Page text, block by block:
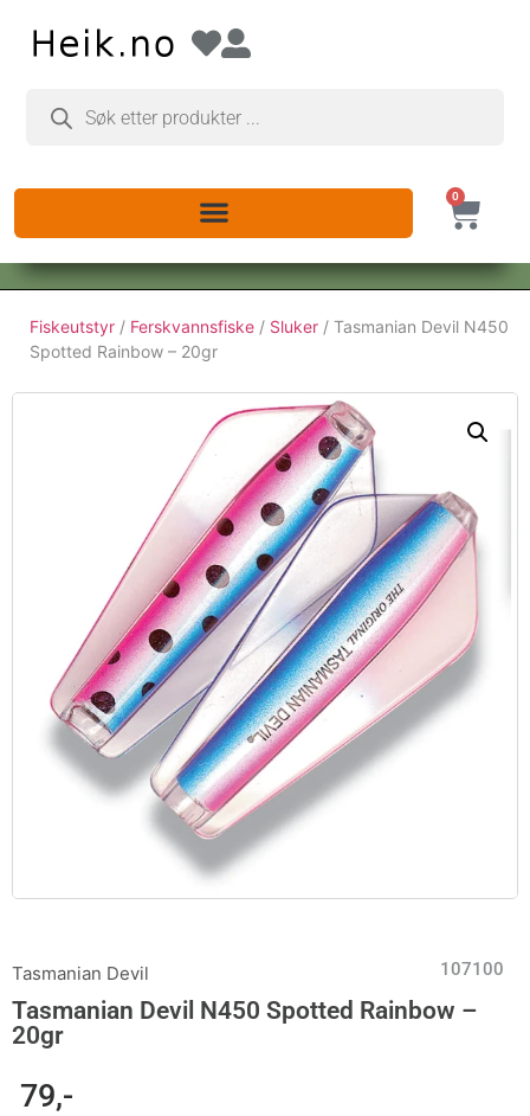
0
Fiskeutstyr / Ferskvannsfiske / Sluker / Tasmanian Devil N450
Spotted Rainbow – 20gr
Tasmanian Devil 107100
Tasmanian Devil N450 Spotted Rainbow –
20gr
79,-